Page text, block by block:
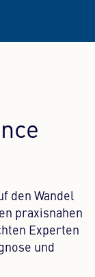
den Wandel
praxisnahen
Experten
und